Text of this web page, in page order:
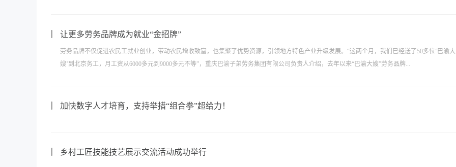
让更多劳务品牌成为就业“金招牌”
劳务品牌不仅促进农民工就业创业，带动农民增收致富，也集聚了优势资源，引领地方特色产业升级发展。“这两个月，我们已经送了50多位‘巴渝大
嫂’到北京务工，月工资从6000多元到9000多元不等”，重庆巴渝子弟劳务集团有限公司负责人介绍，去年以来“巴渝大嫂”劳务品牌...
加快数字人才培育，支持举措“组合拳”超给力！
乡村工匠技能技艺展示交流活动成功举行